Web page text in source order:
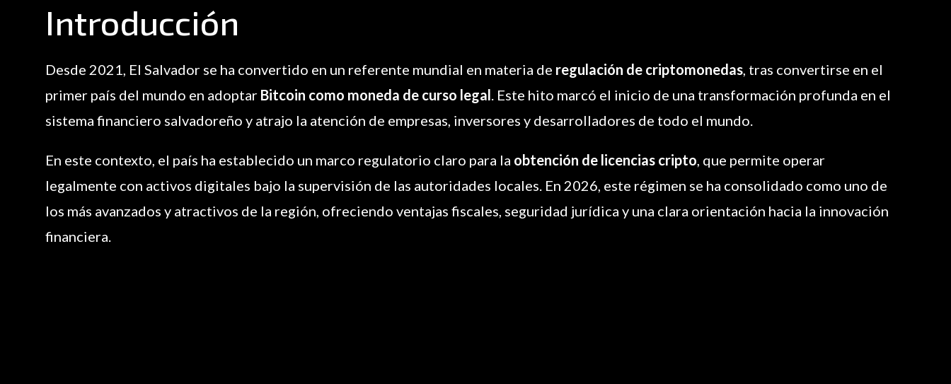
Introducción
Desde 2021, El Salvador se ha convertido en un referente mundial en materia de regulación de criptomonedas, tras convertirse en el
primer país del mundo en adoptar Bitcoin como moneda de curso legal. Este hito marcó el inicio de una transformación profunda en el
sistema financiero salvadoreño y atrajo la atención de empresas, inversores y desarrolladores de todo el mundo.
En este contexto, el país ha establecido un marco regulatorio claro para la obtención de licencias cripto, que permite operar
legalmente con activos digitales bajo la supervisión de las autoridades locales. En 2026, este régimen se ha consolidado como uno de
los más avanzados y atractivos de la región, ofreciendo ventajas fiscales, seguridad jurídica y una clara orientación hacia la innovación
financiera.